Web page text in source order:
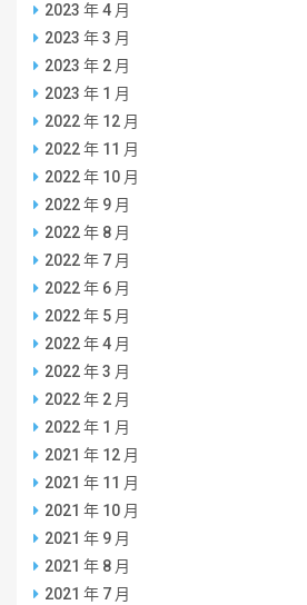
2023 年 4 月
2023 年 3 月
2023 年 2 月
2023 年 1 月
2022 年 12 月
2022 年 11 月
2022 年 10 月
2022 年 9 月
2022 年 8 月
2022 年 7 月
2022 年 6 月
2022 年 5 月
2022 年 4 月
2022 年 3 月
2022 年 2 月
2022 年 1 月
2021 年 12 月
2021 年 11 月
2021 年 10 月
2021 年 9 月
2021 年 8 月
2021 年 7 月